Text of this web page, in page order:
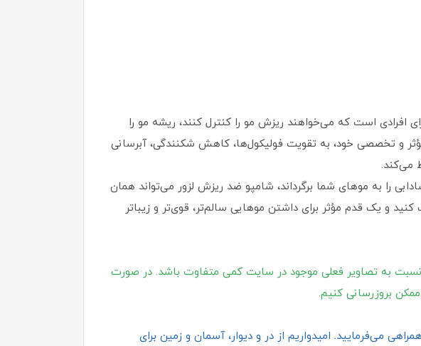
400 میلی‌ لیتر یک انتخاب ایده‌آل برای افرادی است که می‌خواهند ریزش مو را کنترل کنند، ریشه مو را
و تخصصی خود، به تقویت فولیکول‌ها، کاهش شکنندگی، آبرسانی
می‌کند.
را به موهای شما برگرداند، شامپو ضد ریزش لزور می‌تواند همان
و یک قدم مؤثر برای داشتن موهایی سالم‌تر، قوی‌تر و زیباتر
به تصاویر فعلی موجود در سایت کمی متفاوت باشد. در صورت
بروزرسانی کنیم.
می‌فرمایید. امیدواریم از در و دیوار، آسمان و زمین برای